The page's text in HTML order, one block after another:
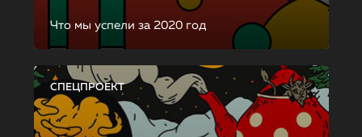
Что мы успели за 2020 год
СПЕЦПРОЕКТ